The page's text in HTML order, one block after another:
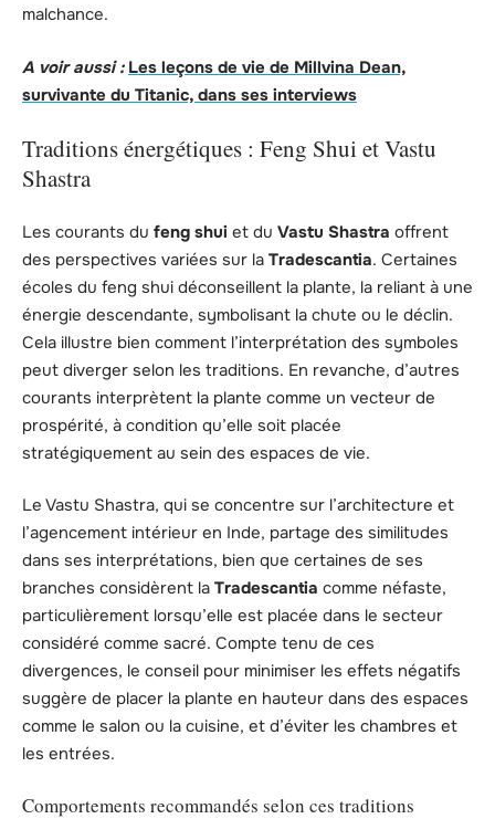
malchance.
A voir aussi : Les leçons de vie de Millvina Dean,
survivante du Titanic, dans ses interviews
Traditions énergétiques : Feng Shui et Vastu
Shastra
Les courants du feng shui et du Vastu Shastra offrent
des perspectives variées sur la Tradescantia. Certaines
écoles du feng shui déconseillent la plante, la reliant à une
énergie descendante, symbolisant la chute ou le déclin.
Cela illustre bien comment l’interprétation des symboles
peut diverger selon les traditions. En revanche, d’autres
courants interprètent la plante comme un vecteur de
prospérité, à condition qu’elle soit placée
stratégiquement au sein des espaces de vie.
Le Vastu Shastra, qui se concentre sur l’architecture et
l’agencement intérieur en Inde, partage des similitudes
dans ses interprétations, bien que certaines de ses
branches considèrent la Tradescantia comme néfaste,
particulièrement lorsqu’elle est placée dans le secteur
considéré comme sacré. Compte tenu de ces
divergences, le conseil pour minimiser les effets négatifs
suggère de placer la plante en hauteur dans des espaces
comme le salon ou la cuisine, et d’éviter les chambres et
les entrées.
Comportements recommandés selon ces traditions